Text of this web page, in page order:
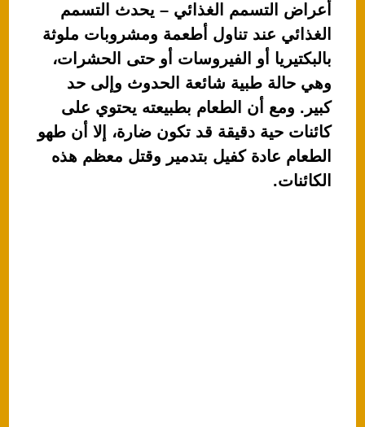
c
e
b
o
o
k
at
s
A
p
p
أعراض التسمم الغذائي – يحدث التسمم
الغذائي عند تناول أطعمة ومشروبات ملوثة
بالبكتيريا أو الفيروسات أو حتى الحشرات،
وهي حالة طبية شائعة الحدوث وإلى حد
كبير. ومع أن الطعام بطبيعته يحتوي على
كائنات حية دقيقة قد تكون ضارة، إلا أن طهو
الطعام عادة كفيل بتدمير وقتل معظم هذه
الكائنات.